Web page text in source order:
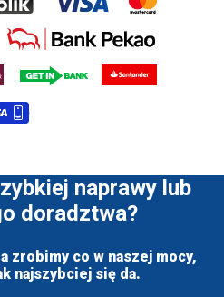
naprawy lub
doradztwa?
zrobimy co w naszej mocy,
najszybciej się da.